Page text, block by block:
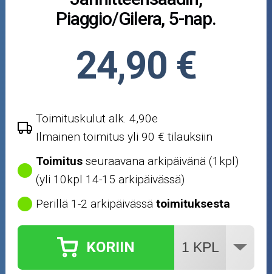
Työkalut
Outlet-tuotteet
Piaggio/Gilera, 5-nap.
24,90 €
Toimituskulut alk. 4,90e
Ilmainen toimitus yli 90 € tilauksiin
Toimitus seuraavana arkipäivänä (1kpl)
(yli 10kpl 14-15 arkipäivässä)
Perillä 1-2 arkipäivässätoimituksesta
KORIIN